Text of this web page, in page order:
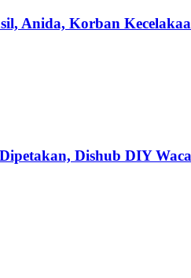
Anida, Korban
Dishub DIY